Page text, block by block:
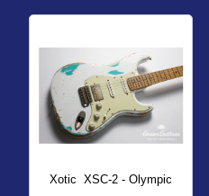
Xotic
XSC-2 - Olympic